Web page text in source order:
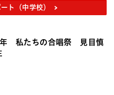
ト（中学校）
私たちの合唱祭 見目慎